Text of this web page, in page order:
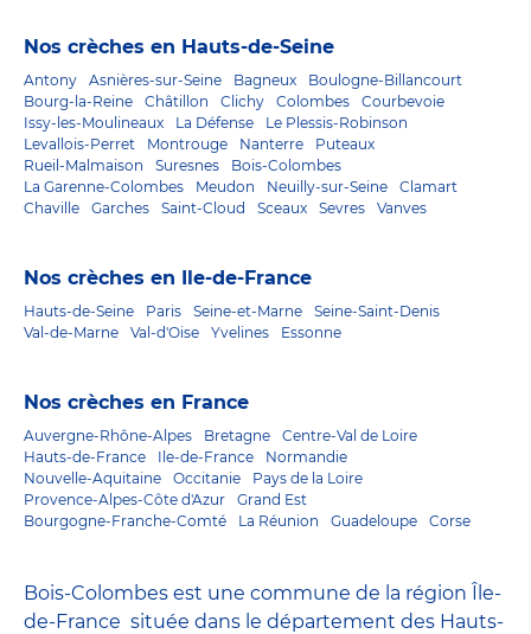
Nos crèches en Hauts-de-Seine
Antony Asnières-sur-Seine Bagneux
Boulogne-Billancourt
Bourg-la-Reine
Châtillon Clichy Colombes
Courbevoie
Issy-les-Moulineaux
La Défense
Le Plessis-Robinson
Levallois-Perret
Montrouge Nanterre
Puteaux
Rueil-Malmaison
Suresnes
Bois-Colombes
La Garenne-Colombes
Meudon Neuilly-sur-Seine
Clamart
Chaville
Garches Saint-Cloud Sceaux Sevres Vanves
Nos crèches en Ile-de-France
Hauts-de-Seine Paris Seine-et-Marne
Seine-Saint-Denis
Val-de-Marne
Val-d'Oise Yvelines Essonne
Nos crèches en France
Auvergne-Rhône-Alpes Bretagne
Centre-Val de Loire
Hauts-de-France
Ile-de-France
Normandie
Nouvelle-Aquitaine
Occitanie
Pays de la Loire
Provence-Alpes-Côte d'Azur
Grand Est
Bourgogne-Franche-Comté
La Réunion Guadeloupe Corse
Bois-Colombes est une commune de la région Île-
de-France située dans le département des Hauts-